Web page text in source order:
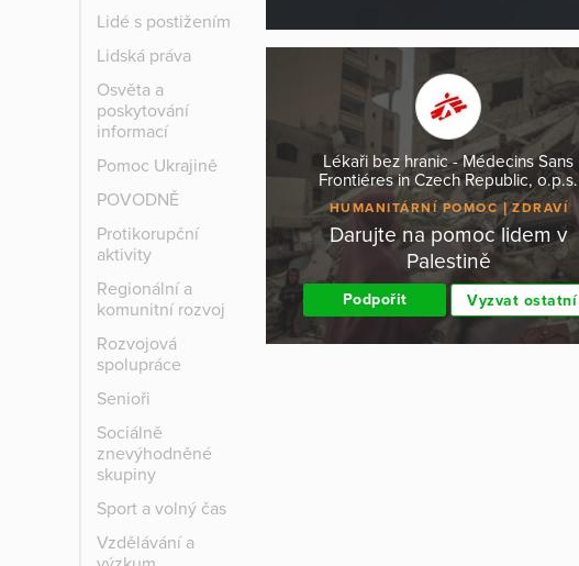
Lidé s postižením
Lidská práva
Osvěta a
poskytování
informací
Pomoc Ukrajině
POVODNĚ
Protikorupční
aktivity
Regionální a
komunitní rozvoj
Rozvojová
spolupráce
Senioři
Sociálně
znevýhodněné
skupiny
Sport a volný čas
Vzdělávání a
Lékaři bez hranic - Médecins Sans
Frontiéres in Czech Republic, o.p.s.
HUMANITÁRNÍ POMOC ZDRAVÍ
Darujte na pomoc lidem v
Palestině
Podpořit Vyzvat ostatní